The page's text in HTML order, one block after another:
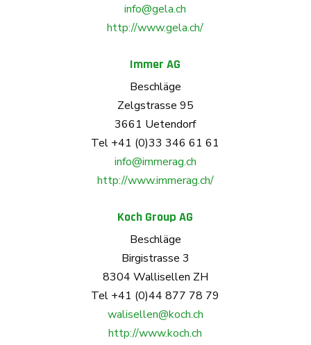
info@gela.ch
http://www.gela.ch/
Immer AG
Beschläge
Zelgstrasse 95
3661 Uetendorf
Tel +41 (0)33 346 61 61
info@immerag.ch
http://www.immerag.ch/
Koch Group AG
Beschläge
Birgistrasse 3
8304 Wallisellen ZH
Tel +41 (0)44 877 78 79
walisellen@koch.ch
http://www.koch.ch